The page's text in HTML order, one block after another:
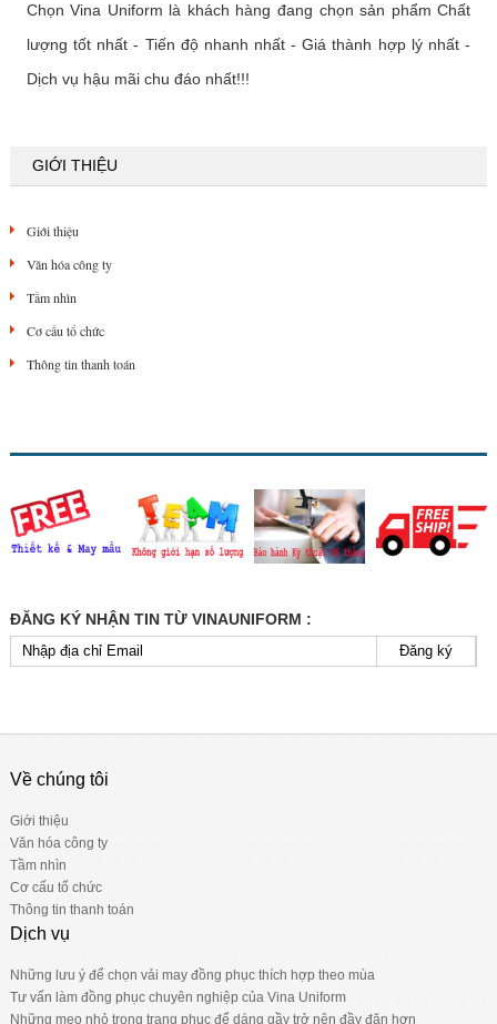
Chọn Vina Uniform là khách hàng đang chọn sản phẩm Chất
lượng tốt nhất - Tiến độ nhanh nhất - Giá thành hợp lý nhất -
Dịch vụ hậu mãi chu đáo nhất!!!
GIỚI THIỆU
Giới thiệu
Văn hóa công ty
Tầm nhìn
Cơ cấu tổ chức
Thông tin thanh toán
ĐĂNG KÝ NHẬN TIN TỪ VINAUNIFORM :
Đăng ký
Về chúng tôi
Giới thiệu
Văn hóa công ty
Tầm nhìn
Cơ cấu tổ chức
Thông tin thanh toán
Dịch vụ
Những lưu ý để chọn vải may đồng phục thích hợp theo mùa
Tư vấn làm đồng phục chuyên nghiệp của Vina Uniform
Những mẹo nhỏ trong trang phục để dáng gầy trở nên đầy đặn hơn